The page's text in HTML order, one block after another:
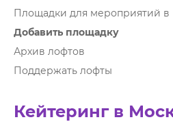
Площадки для мероприятий в
Добавить площадку
Архив лофтов
Поддержать лофты
Кейтеринг в